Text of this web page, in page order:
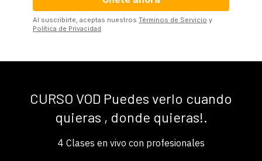
Al suscribirte, aceptas nuestros Términos de Servicio y
Política de Privacidad.
CURSO VOD Puedes verlo cuando
quieras , donde quieras!.
4 Clases en vivo con profesionales